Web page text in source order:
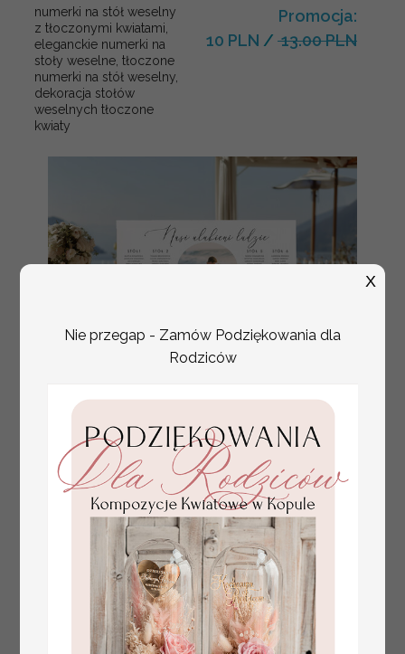
numerki na stół weselny
z tłoczonymi kwiatami,
eleganckie numerki na
stoły weselne, tłoczone
numerki na stół weselny,
dekoracja stołów
weselnych tłoczone
kwiaty
Promocja:
10 PLN / 13.00 PLN
plan stołów
weselnych
usadzenie gości na
weselu, tablica
informacyjna dla
gości weselnych,
plan stołów na
weselu ze zdjęciem
Pary Młodej, plan
usadzenia gości
weselnych
Promocja:
100 PLN/125.00 PLN
Nie przegap - Zamów Podziękowania dla
Rodziców
X